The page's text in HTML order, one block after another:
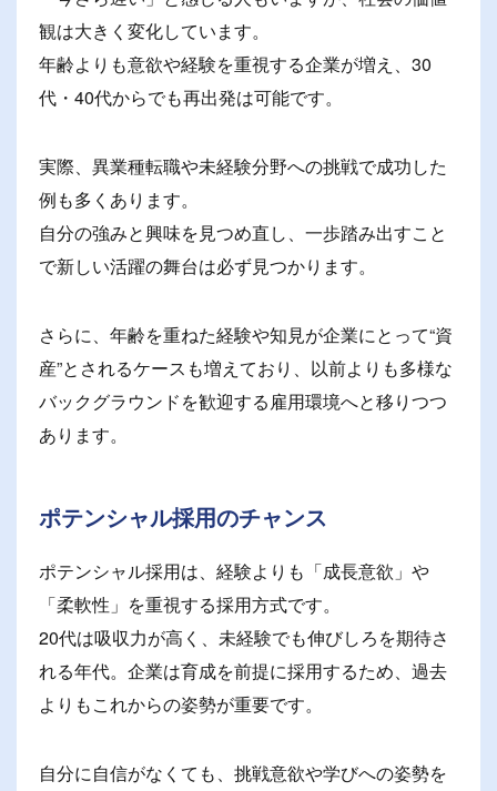
観は大きく変化しています。
年齢よりも意欲や経験を重視する企業が増え、30
代・40代からでも再出発は可能です。
実際、異業種転職や未経験分野への挑戦で成功した
例も多くあります。
自分の強みと興味を見つめ直し、一歩踏み出すこと
で新しい活躍の舞台は必ず見つかります。
さらに、年齢を重ねた経験や知見が企業にとって“資
産”とされるケースも増えており、以前よりも多様な
バックグラウンドを歓迎する雇用環境へと移りつつ
あります。
ポテンシャル採用のチャンス
ポテンシャル採用は、経験よりも「成長意欲」や
「柔軟性」を重視する採用方式です。
20代は吸収力が高く、未経験でも伸びしろを期待さ
れる年代。企業は育成を前提に採用するため、過去
よりもこれからの姿勢が重要です。
自分に自信がなくても、挑戦意欲や学びへの姿勢を